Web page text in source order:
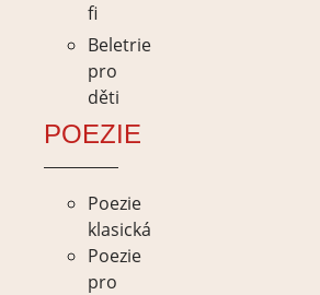
fi
Beletrie
pro
děti
POEZIE
Poezie
klasická
Poezie
pro